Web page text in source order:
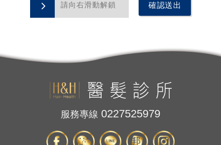
請向右滑動解鎖 確認送出
服務專線 0227525979